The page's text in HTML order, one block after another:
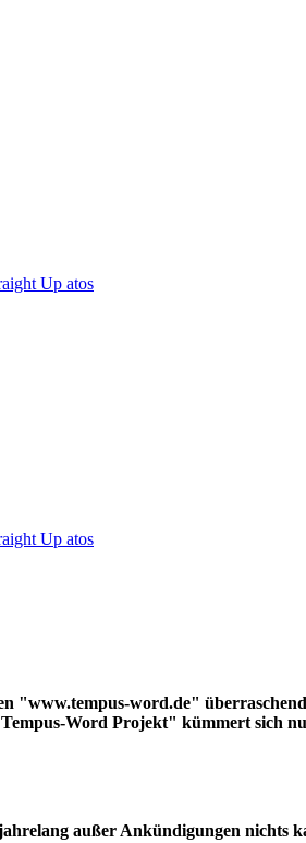
Up atos
Up atos
"www.tempus-word.de"
Word Projekt" kümmert sich
außer Ankündigungen nichts